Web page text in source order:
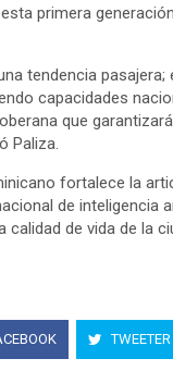
primera
tendencia
capacidades
que
Paliza.
fortalece la
de inteligencia
de vida de la
TWEETER